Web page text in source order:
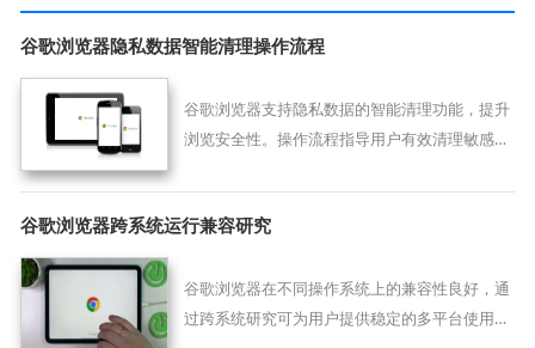
谷歌浏览器隐私数据智能清理操作流程
谷歌浏览器支持隐私数据的智能清理功能，提升
浏览安全性。操作流程指导用户有效清理敏感数
谷歌浏览器跨系统运行兼容研究
谷歌浏览器在不同操作系统上的兼容性良好，通
过跨系统研究可为用户提供稳定的多平台使用体